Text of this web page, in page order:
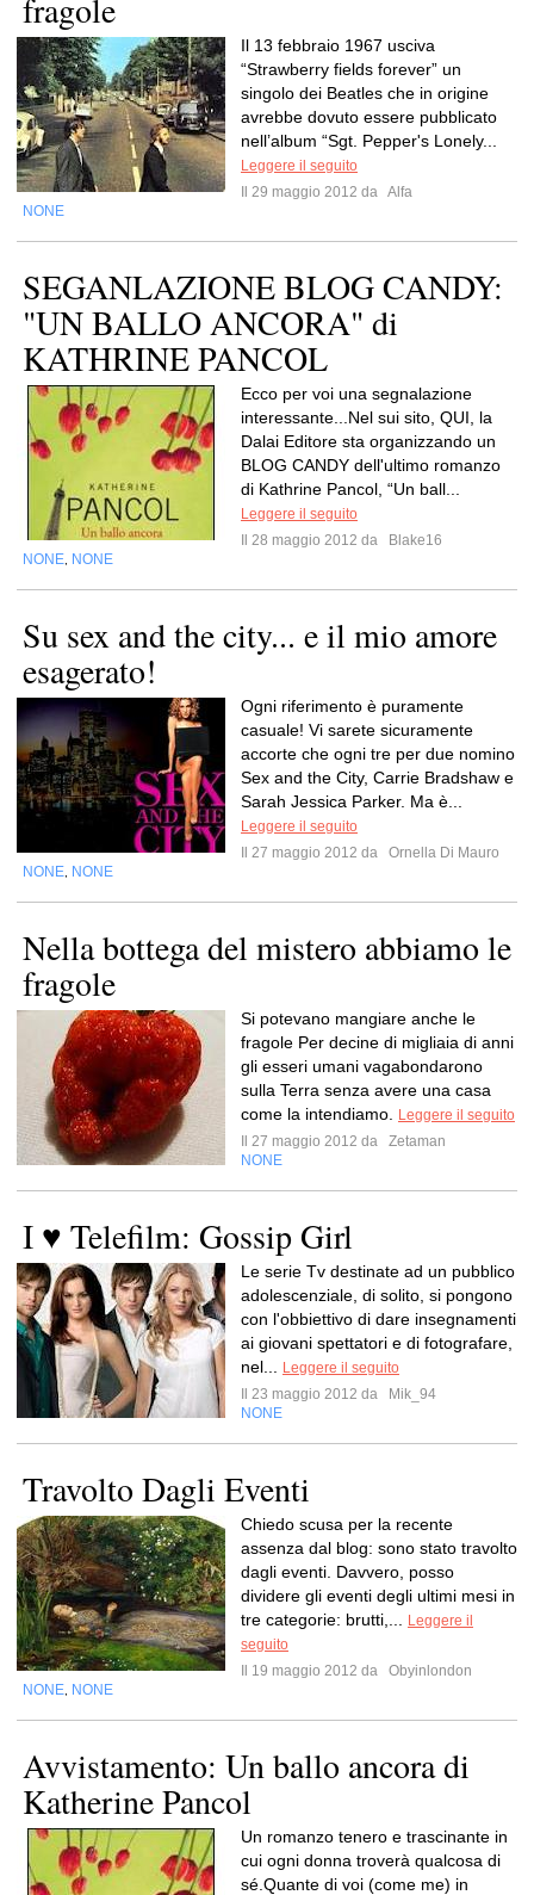
fragole
Il 13 febbraio 1967 usciva
“Strawberry fields forever” un
singolo dei Beatles che in origine
avrebbe dovuto essere pubblicato
nell’album “Sgt. Pepper's Lonely...
Leggere il seguito
Il 29 maggio 2012 da Alfa
NONE
SEGANLAZIONE BLOG CANDY:
"UN BALLO ANCORA" di
KATHRINE PANCOL
Ecco per voi una segnalazione
interessante...Nel sui sito, QUI, la
Dalai Editore sta organizzando un
BLOG CANDY dell'ultimo romanzo
di Kathrine Pancol, “Un ball...
Leggere il seguito
Il 28 maggio 2012 da
Blake16
NONE NONE
Su sex and the city... e il mio amore
esagerato!
Ogni riferimento è puramente
casuale! Vi sarete sicuramente
accorte che ogni tre per due nomino
Sex and the City, Carrie Bradshaw e
Sarah Jessica Parker. Ma è...
Leggere il seguito
Il 27 maggio 2012 da
Ornella Di Mauro
NONE NONE
Nella bottega del mistero abbiamo le
fragole
Si potevano mangiare anche le
fragole Per decine di migliaia di anni
gli esseri umani vagabondarono
sulla Terra senza avere una casa
come la intendiamo.
Leggere il seguito
Il 27 maggio 2012 da
Zetaman
NONE
I ♥ Telefilm: Gossip Girl
Le serie Tv destinate ad un pubblico
adolescenziale, di solito, si pongono
con l'obbiettivo di dare insegnamenti
ai giovani spettatori e di fotografare,
nel...
Leggere il seguito
Il 23 maggio 2012 da
Mik_94
NONE
Travolto Dagli Eventi
Chiedo scusa per la recente
assenza dal blog: sono stato travolto
dagli eventi. Davvero, posso
dividere gli eventi degli ultimi mesi in
tre categorie: brutti,...
Leggere il
seguito
Il 19 maggio 2012 da
Obyinlondon
NONE NONE
Avvistamento: Un ballo ancora di
Katherine Pancol
Un romanzo tenero e trascinante in
cui ogni donna troverà qualcosa di
sé.Quante di voi (come me) in